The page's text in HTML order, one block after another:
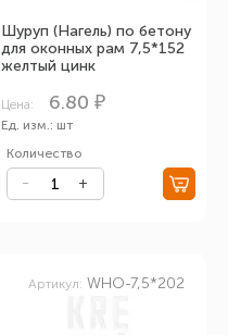
Шуруп (Нагель) по бетону
для оконных рам 7,5*152
желтый цинк
Цена: 6.80 ₽
Ед. изм.: шт
Количество
Артикул: WHO-7,5*202